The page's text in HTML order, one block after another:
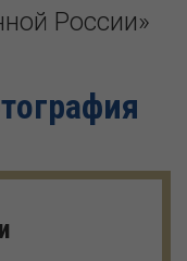
России»